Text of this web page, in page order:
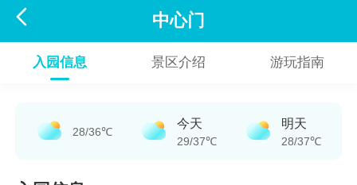
 中心门
入园信息 景区介绍 游玩指南
28/36℃
今天
29/37℃
明天
28/37℃